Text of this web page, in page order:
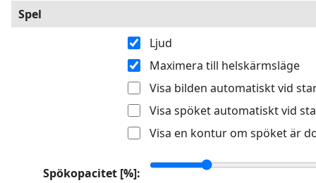
Spel
Ljud
Maximera till helskärmsläge
Visa bilden automatiskt vid
Visa spöket automatiskt vid
Visa en kontur om spöket är
Spökopacitet [%]